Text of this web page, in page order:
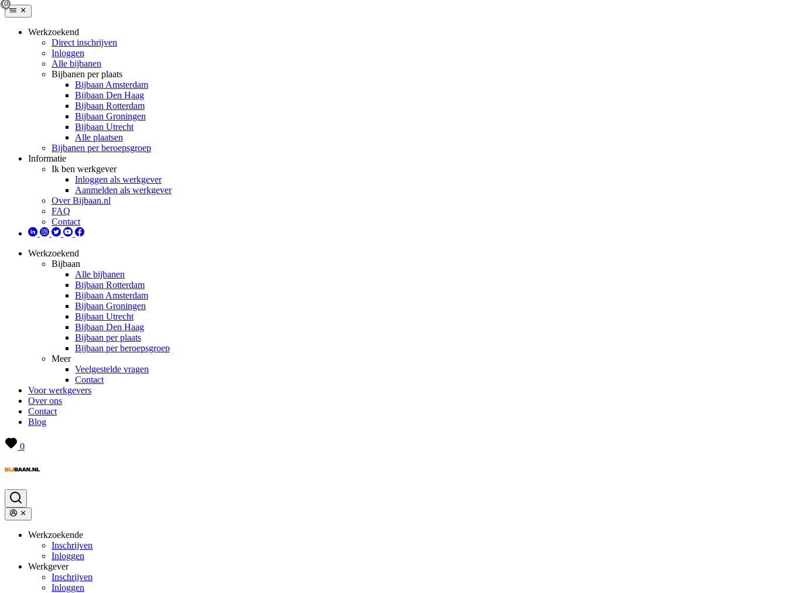
Werkzoekend
Direct inschrijven
Inloggen
Alle bijbanen
Bijbanen per plaats
Bijbaan Amsterdam
Bijbaan Den Haag
Bijbaan Rotterdam
Bijbaan Groningen
Bijbaan Utrecht
Alle plaatsen
Bijbanen per beroepsgroep
Informatie
Ik ben werkgever
Inloggen als werkgever
Aanmelden als werkgever
Over Bijbaan.nl
FAQ
Contact
Werkzoekend
Bijbaan
Alle bijbanen
Bijbaan Rotterdam
Bijbaan Amsterdam
Bijbaan Groningen
Bijbaan Utrecht
Bijbaan Den Haag
Bijbaan per plaats
Bijbaan per beroepsgroep
Meer
Veelgestelde vragen
Contact
Voor werkgevers
Over ons
Contact
Blog
0
Werkzoekende
Inschrijven
Inloggen
Werkgever
Inschrijven
Inloggen